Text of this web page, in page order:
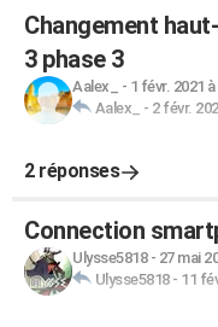
Changement
3 phase 3
Aalex_ - 1 févr. 2021 à
Aalex_
- 2 févr.
2 réponses
Connection
Ulysse5818- 27 mai
Ulysse5818- 11